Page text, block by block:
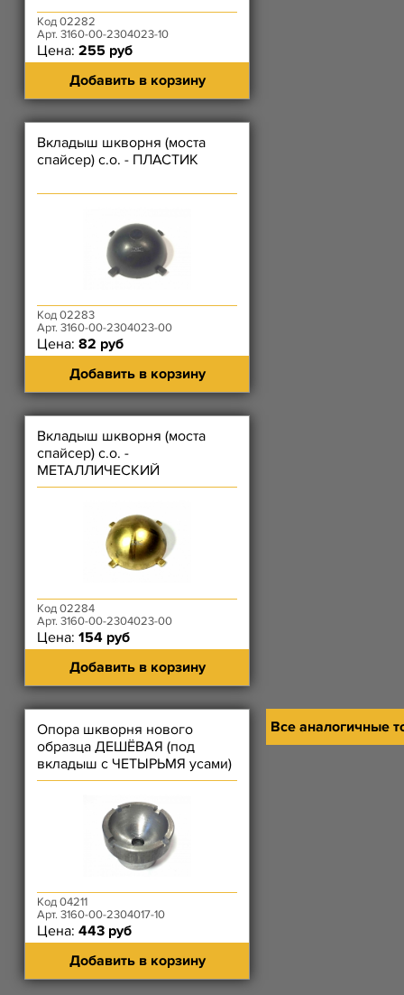
Код 02282
Арт. 3160-00-2304023-10
Цена: 255 руб
Добавить в корзину
Вкладыш шкворня (моста
спайсер) с.о. - ПЛАСТИК
Код 02283
Арт. 3160-00-2304023-00
Цена: 82 руб
Добавить в корзину
Вкладыш шкворня (моста
спайсер) с.о. -
МЕТАЛЛИЧЕСКИЙ
Код 02284
Арт. 3160-00-2304023-00
Цена: 154 руб
Добавить в корзину
Опора шкворня нового
образца ДЕШЁВАЯ (под
вкладыш с ЧЕТЫРЬМЯ усами)
Код 04211
Арт. 3160-00-2304017-10
Цена: 443 руб
Добавить в корзину
Все аналогичные